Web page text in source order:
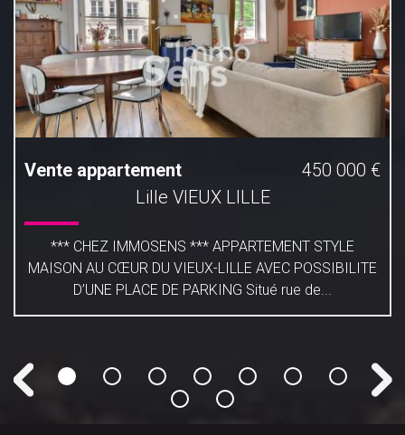
Vente appartement
450 000 €
Lille VIEUX LILLE
*** CHEZ IMMOSENS *** APPARTEMENT STYLE
MAISON AU CŒUR DU VIEUX-LILLE AVEC POSSIBILITE
D’UNE PLACE DE PARKING Situé rue de...